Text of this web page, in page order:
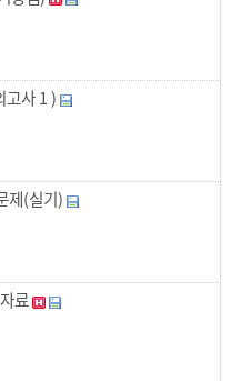
고사 1 )
제(실기)
료